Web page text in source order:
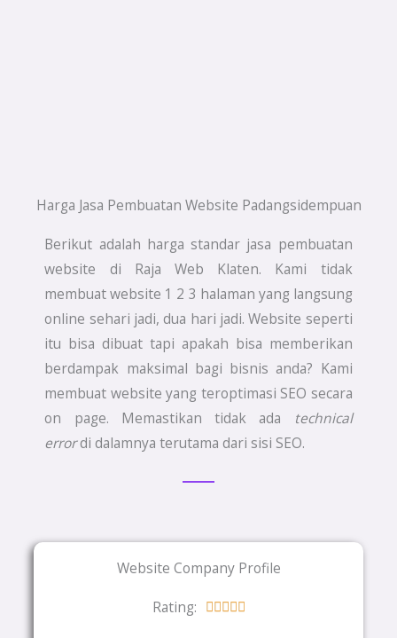
Harga Jasa Pembuatan Website Padangsidempuan
Berikut adalah harga standar jasa pembuatan
website di Raja Web Klaten. Kami tidak
membuat website 1 2 3 halaman yang langsung
online sehari jadi, dua hari jadi. Website seperti
itu bisa dibuat tapi apakah bisa memberikan
berdampak maksimal bagi bisnis anda? Kami
membuat website yang teroptimasi SEO secara
on page. Memastikan tidak ada
technical
errordi dalamnya terutama dari sisi SEO.
Website Company Profile
Rating:
Rated